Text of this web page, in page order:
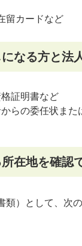
留カードなど
なる方と法
証明書など
らの委任状また
在地を確認
類）として、次